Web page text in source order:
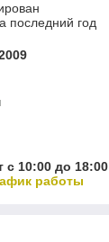
последний год
с 10:00 до 18:00
работы